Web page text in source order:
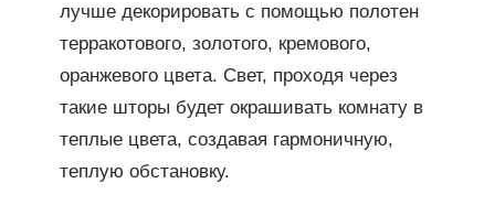
лучше декорировать с помощью полотен
терракотового, золотого, кремового,
оранжевого цвета. Свет, проходя через
такие шторы будет окрашивать комнату в
теплые цвета, создавая гармоничную,
теплую обстановку.